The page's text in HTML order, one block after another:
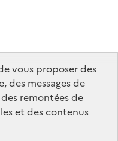
vous proposer des
des messages de
remontées de
et des contenus